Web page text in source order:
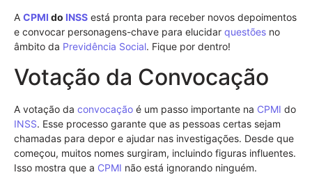
A CPMI do INSS está pronta para receber novos depoimentos
e convocar personagens-chave para elucidar questões no
âmbito da Previdência Social. Fique por dentro!
Votação da Convocação
A votação da convocação é um passo importante na CPMI do
INSS. Esse processo garante que as pessoas certas sejam
chamadas para depor e ajudar nas investigações. Desde que
começou, muitos nomes surgiram, incluindo figuras influentes.
Isso mostra que a CPMI não está ignorando ninguém.